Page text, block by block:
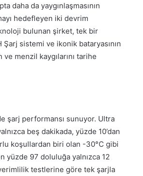
daha da yaygınlaşmasının
hedefleyen iki devrim
bulunan şirket, tek bir
sistemi ve ikonik bataryasının
menzil kaygılarını tarihe
şarj performansı sunuyor. Ultra
beş dakikada, yüzde 10’dan
koşullardan biri olan -30°C gibi
yüzde 97 doluluğa yalnızca 12
testlerine göre tek şarjla